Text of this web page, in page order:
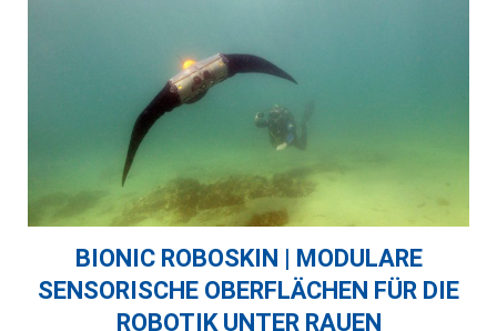
BIONIC ROBOSKIN | MODULARE
SENSORISCHE OBERFLÄCHEN FÜR DIE
ROBOTIK UNTER RAUEN